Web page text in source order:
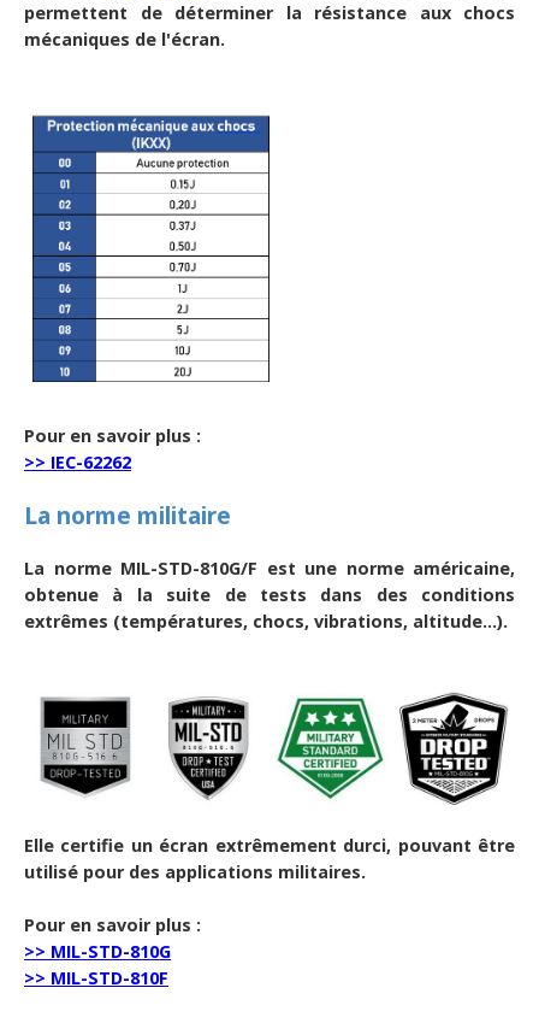
permettent de déterminer la résistance aux chocs
mécaniques de l'écran.
Pour en savoir plus :
>> IEC-62262
La norme militaire
La norme MIL-STD-810G/F est une norme américaine,
obtenue à la suite de tests dans des conditions
extrêmes (températures, chocs, vibrations, altitude...).
Elle certifie un écran extrêmement durci, pouvant être
utilisé pour des applications militaires.
Pour en savoir plus :
>> MIL-STD-810G
>> MIL-STD-810F